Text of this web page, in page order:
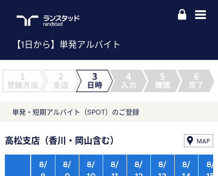
【1日から】単発アルバイト
単発・短期アルバイト（SPOT）のご登録
高松支店（香川・岡山含む） MAP
8/
8/
8/
8/
8/
8/
8/
8/